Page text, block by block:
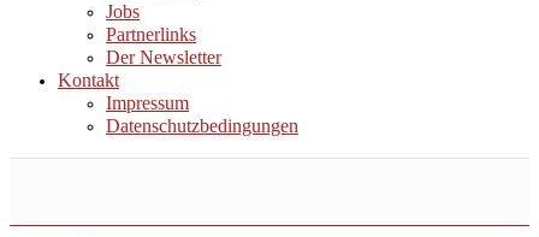
Jobs
Partnerlinks
Der Newsletter
Kontakt
Impressum
Datenschutzbedingungen